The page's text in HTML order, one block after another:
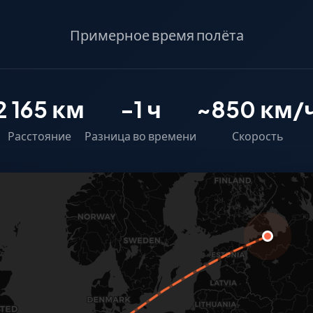
Примерное время полёта
165 км
Расстояние
-1 ч
Разница во времени
~850 км/
Скорость